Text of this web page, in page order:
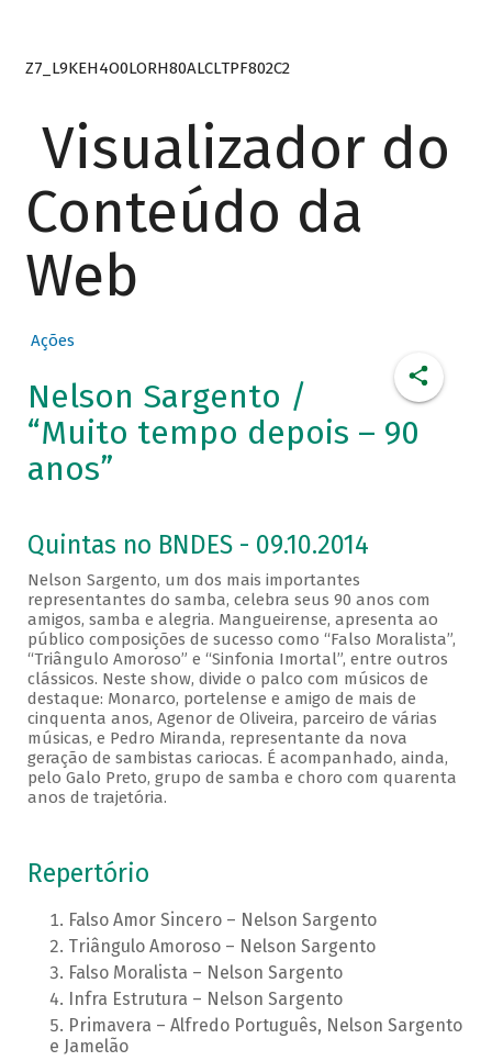
Z7_L9KEH4O0LORH80ALCLTPF802C2
Visualizador do
Conteúdo da
Web
Ações
Nelson Sargento /
“Muito tempo depois – 90
anos”
Quintas no BNDES - 09.10.2014
Nelson Sargento, um dos mais importantes
representantes do samba, celebra seus 90 anos com
amigos, samba e alegria. Mangueirense, apresenta ao
público composições de sucesso como “Falso Moralista”,
“Triângulo Amoroso” e “Sinfonia Imortal”, entre outros
clássicos. Neste show, divide o palco com músicos de
destaque: Monarco, portelense e amigo de mais de
cinquenta anos, Agenor de Oliveira, parceiro de várias
músicas, e Pedro Miranda, representante da nova
geração de sambistas cariocas. É acompanhado, ainda,
pelo Galo Preto, grupo de samba e choro com quarenta
anos de trajetória.
Repertório
Falso Amor Sincero – Nelson Sargento
Triângulo Amoroso – Nelson Sargento
Falso Moralista – Nelson Sargento
Infra Estrutura – Nelson Sargento
Primavera – Alfredo Português, Nelson Sargento
e Jamelão